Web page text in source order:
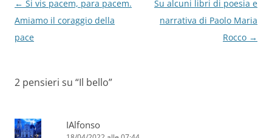
Navigazione
articolo
← Si vis pacem, para pacem.
Amiamo il coraggio della
pace
Su alcuni libri di poesia e
narrativa di Paolo Maria
Rocco →
2 pensieri su “Il bello”
IAlfonso